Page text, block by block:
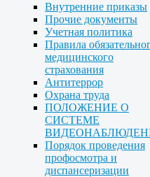
Внутренние приказы
Прочие документы
Учетная политика
Правила
медицинского
страхования
Антитеррор
Охрана труда
ПОЛОЖЕНИЕ О
СИСТЕМЕ
Порядок проведения
профосмотра и
диспансеризации